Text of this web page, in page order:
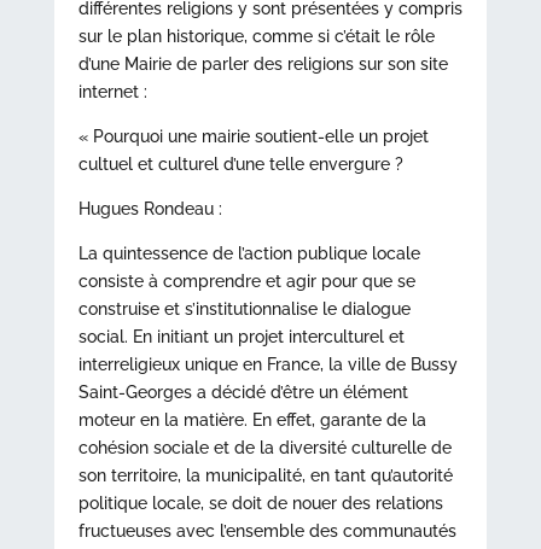
différentes religions y sont présentées y compris
sur le plan historique, comme si c’était le rôle
d’une Mairie de parler des religions sur son site
internet :
« Pourquoi une mairie soutient-elle un projet
cultuel et culturel d’une telle envergure ?
Hugues Rondeau :
La quintessence de l’action publique locale
consiste à comprendre et agir pour que se
construise et s’institutionnalise le dialogue
social. En initiant un projet interculturel et
interreligieux unique en France, la ville de Bussy
Saint-Georges a décidé d’être un élément
moteur en la matière. En effet, garante de la
cohésion sociale et de la diversité culturelle de
son territoire, la municipalité, en tant qu’autorité
politique locale, se doit de nouer des relations
fructueuses avec l’ensemble des communautés